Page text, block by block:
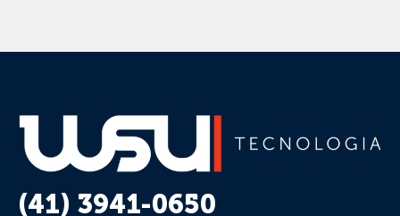
(41) 3941-0650